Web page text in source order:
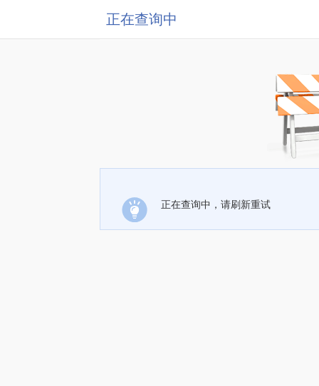
正在查询中
正在查询中，请刷新重试